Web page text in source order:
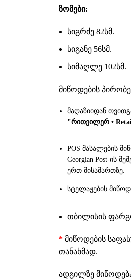
ზომები:
სიგრძე 82სმ.
სიგანე 56სმ.
სიმაღლე 102სმ.
მიწოდების
მაღაზიიდან
"რითეილერ •
POS მასალების
Georgian Post-ის
ერთ მისამართზე.
სტელაჟების
თბილისის
* მიწოდების
თანახმად.
ადგილზე